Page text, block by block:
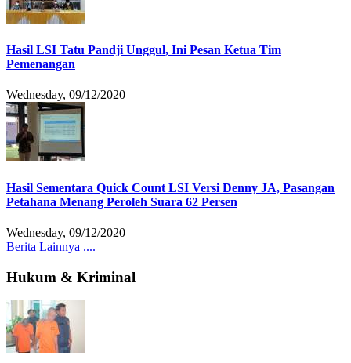
Hasil LSI Tatu Pandji Unggul, Ini Pesan Ketua Tim
Pemenangan
Wednesday, 09/12/2020
Hasil Sementara Quick Count LSI Versi Denny JA, Pasangan
Petahana Menang Peroleh Suara 62 Persen
Wednesday, 09/12/2020
Berita Lainnya ....
Hukum & Kriminal